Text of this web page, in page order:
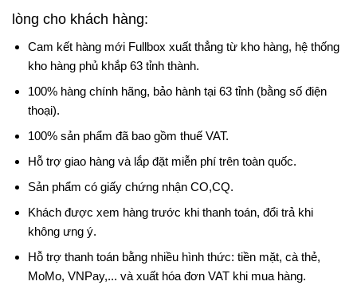
lòng cho khách hàng:
Cam kết hàng mới Fullbox xuất thẳng từ kho hàng, hệ thống
kho hàng phủ khắp 63 tỉnh thành.
100% hàng chính hãng, bảo hành tại 63 tỉnh (bằng số điện
thoại).
100% sản phẩm đã bao gồm thuế VAT.
Hỗ trợ giao hàng và lắp đặt miễn phí trên toàn quốc.
Sản phẩm có giấy chứng nhận CO,CQ.
Khách được xem hàng trước khi thanh toán, đổi trả khi
không ưng ý.
Hỗ trợ thanh toán bằng nhiều hình thức: tiền mặt, cà thẻ,
MoMo, VNPay,... và xuất hóa đơn VAT khi mua hàng.